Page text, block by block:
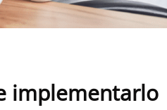
implementarlo